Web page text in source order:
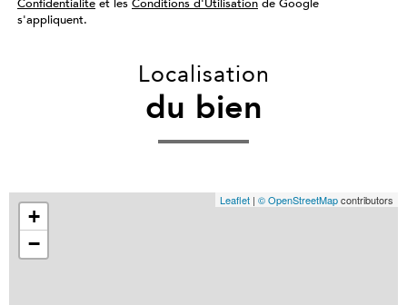
Confidentialité et les Conditions d'Utilisation de Google
s'appliquent.
Localisation
du bien
+
−
Leaflet | © OpenStreetMapcontributors